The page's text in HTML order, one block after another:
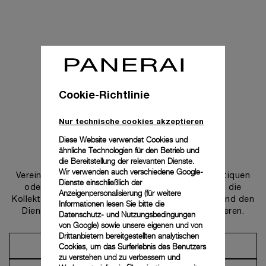
Uns kontaktieren
Vereinbaren Sie einen Termin in einer unserer Boutiquen
oder wenden Sie sich an unseren Concierge, um die
Kollektionen zu entdecken und von der Beratung und den
Dienstleistungen unserer Botschafter zu profitieren.
Einen Termin vereinbaren
Cookie-Richtlinie
Nur technische cookies akzeptieren
Diese Website verwendet Cookies und
ähnliche Technologien für den Betrieb und
die Bereitstellung der relevanten Dienste.
Wir verwenden auch verschiedene Google-
Dienste einschließlich der
Anzeigenpersonalisierung (für weitere
Informationen lesen Sie bitte die
Datenschutz- und Nutzungsbedingungen
von Google) sowie unsere eigenen und von
Drittanbietern bereitgestellten analytischen
Cookies, um das Surferlebnis des Benutzers
zu verstehen und zu verbessern und